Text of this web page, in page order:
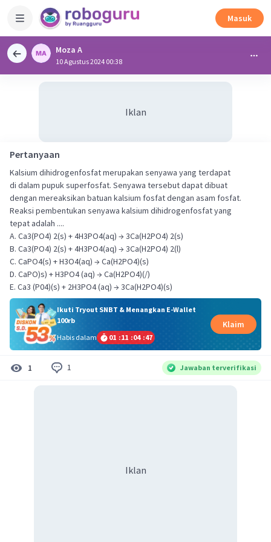
Masuk
Moza A
10 Agustus 2024 00:38
Iklan
Pertanyaan
Kalsium dihidrogenfosfat merupakan senyawa yang terdapat
di dalam pupuk superfosfat. Senyawa tersebut dapat dibuat
dengan mereaksikan batuan kalsium fosfat dengan asam fosfat.
Reaksi pembentukan senyawa kalsium dihidrogenfosfat yang
tepat adalah ....
A. Ca3(PO4) 2(s) + 4H3PO4(aq) → 3Ca(H2PO4) 2(s)
B. Ca3(PO4) 2(s) + 4H3PO4(aq) → 3Ca(H2PO4) 2(l)
C. CaPO4(s) + H3O4(aq) → Ca(H2PO4)(s)
D. CaPO)s) + H3PO4 (aq) → Ca(H2PO4)(/)
E. Ca3 (P04)(s) + 2H3PO4 (aq) → 3Ca(H2PO4)(s)
Ikuti Tryout SNBT & Menangkan E-Wallet
100rb
Habis dalam
01 :11 :04 :47
Klaim
1 1 Jawaban terverifikasi
Iklan